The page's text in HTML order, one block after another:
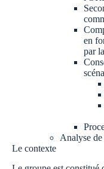
en
par
Analyse
Le contexte